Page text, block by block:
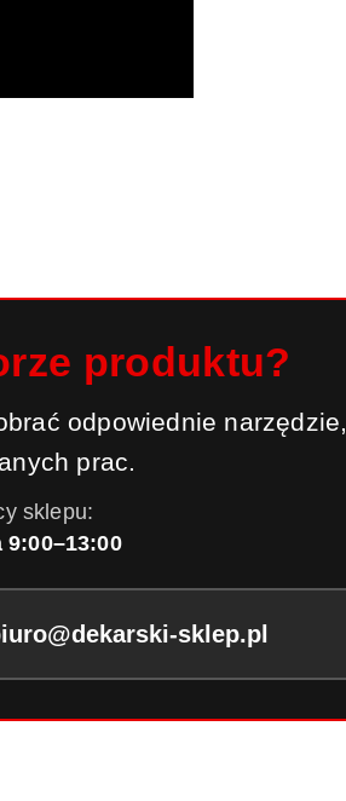
produktu?
odpowiednie narzędzie,
prac.
sklepu:
9:00–13:00
sklep.pl